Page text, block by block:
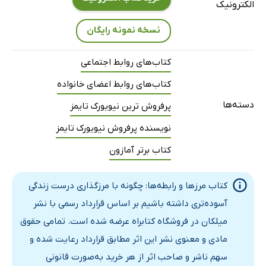
فصل یازدهم: هدیه به دنیا
فصل دوازدهم: جادوی مرزها
الکترونیک
نسخه نمونه رایگان
دسته‌ها
کتاب‌های روابط اجتماعی
کتاب‌های روابط اعضای خانواده
پرفروش ترین نیویورک تایمز
نویسنده پرفروش نیویورک تایمز
کتاب برتر آمازون
کتاب مرزها و رابطه‌ها: چگونه با مرزگذاری درست زندگی
آسوده‌تری داشته باشیم بر اساس قرارداد رسمی با نشر
میلکان در فروشگاه کتابراه عرضه شده است. تمامی حقوق
مادی و معنوی نشر این اثر مطابق قرارداد رعایت شده و
سهم ناشر و صاحب اثر از هر خرید به‌صورت قانونی